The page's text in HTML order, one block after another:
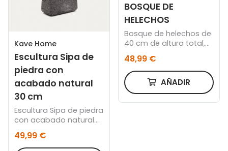
Kave Home
Escultura Sipa de
piedra con
acabado natural
30 cm
Escultura Sipa de piedra
con acabado natural
30 cm
49,99 €
BOSQUE DE
HELECHOS
Bosque de helechos de
40 cm de altura total,
oro de 18 cm.
48,99 €
AÑADIR